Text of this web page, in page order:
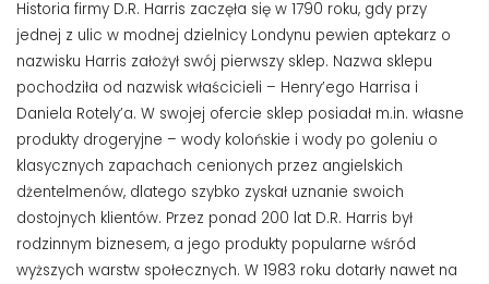
Historia firmy D.R. Harris zaczęła się w 1790 roku, gdy przy
jednej z ulic w modnej dzielnicy Londynu pewien aptekarz o
nazwisku Harris założył swój pierwszy sklep. Nazwa sklepu
pochodziła od nazwisk właścicieli – Henry’ego Harrisa i
Daniela Rotely’a. W swojej ofercie sklep posiadał m.in. własne
produkty drogeryjne – wody kolońskie i wody po goleniu o
klasycznych zapachach cenionych przez angielskich
dżentelmenów, dlatego szybko zyskał uznanie swoich
dostojnych klientów. Przez ponad 200 lat D.R. Harris był
rodzinnym biznesem, a jego produkty popularne wśród
wyższych warstw społecznych. W 1983 roku dotarły nawet na